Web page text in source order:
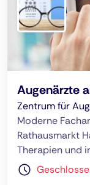
Augenärzte
Zentrum für
Moderne
Rathausmarkt
Therapien und